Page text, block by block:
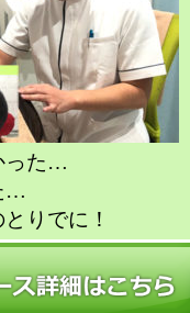
った…
…
りでに！